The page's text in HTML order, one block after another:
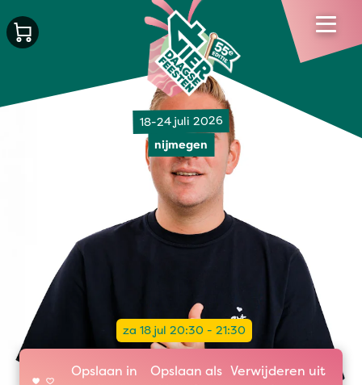
18-24 juli 2026
nijmegen
za 18 jul 20:30 - 21:30
Opslaan in
Opslaan als Verwijderen uit